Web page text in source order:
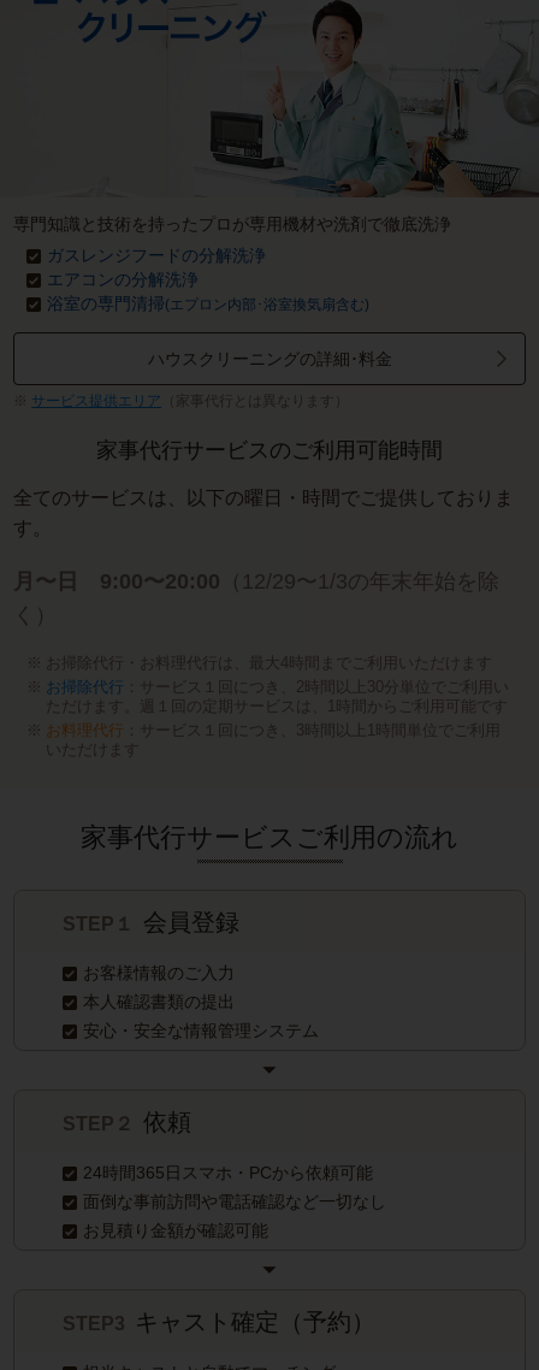
専門知識と技術を持ったプロが専用機材や洗剤で徹底洗浄
ガスレンジフードの分解洗浄
エアコンの分解洗浄
浴室の専門清掃(エプロン内部･浴室換気扇含む)
ハウスクリーニングの詳細･料金
サービス提供エリア （家事代行とは異なります）
家事代行サービスのご利用可能時間
全てのサービスは、以下の曜日・時間でご提供しておりま
す。
月〜日 9:00〜20:00 （12/29〜1/3の年末年始を除
く）
お掃除代行・お料理代行は、最大4時間までご利用いただけます
お掃除代行 ：サービス１回につき、2時間以上30分単位でご利用い
ただけます。週１回の定期サービスは、1時間からご利用可能です
お料理代行 ：サービス１回につき、3時間以上1時間単位でご利用
いただけます
家事代行サービスご利用の流れ
STEP１ 会員登録
お客様情報のご入力
本人確認書類の提出
安心・安全な情報管理システム
STEP２依頼
24時間365日スマホ・PCから依頼可能
面倒な事前訪問や電話確認など一切なし
お見積り金額が確認可能
STEP3 キャスト確定（予約）